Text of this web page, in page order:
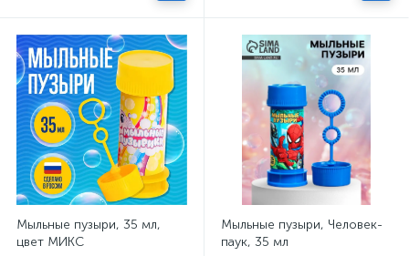
Мыльные пузыри, 35 мл,
цвет МИКС
Мыльные пузыри, Человек-
паук, 35 мл